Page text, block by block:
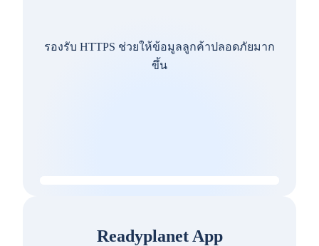
รองรับ HTTPS ช่วยให้ข้อมูลลูกค้าปลอดภัยมาก
ขึ้น
Readyplanet App